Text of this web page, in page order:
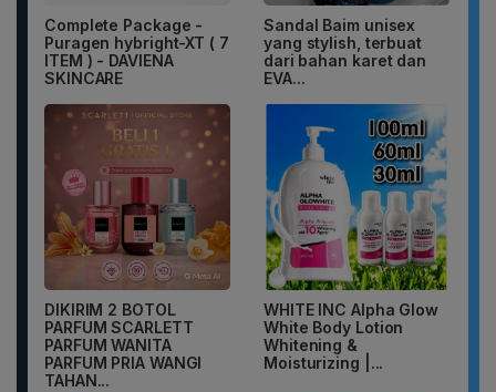
Complete Package -
Puragen hybright-XT ( 7
ITEM ) - DAVIENA
SKINCARE
Sandal Baim unisex
yang stylish, terbuat
dari bahan karet dan
EVA...
DIKIRIM 2 BOTOL
PARFUM SCARLETT
PARFUM WANITA
PARFUM PRIA WANGI
TAHAN...
WHITE INC Alpha Glow
White Body Lotion
Whitening &
Moisturizing |...